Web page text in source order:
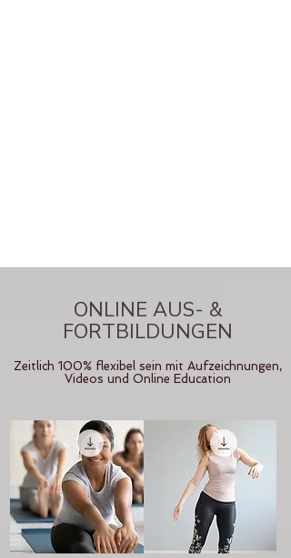
ONLINE AUS- &
FORTBILDUNGEN
Zeitlich 100% flexibel sein mit Aufzeichnungen,
Videos und Online Education